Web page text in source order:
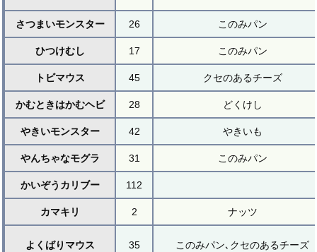
さつまいモンスター 26 このみパン
ひつけむし 17 このみパン
トビマウス 45 クセのあるチーズ
かむときはかむヘビ 28 どくけし
やきいモンスター 42 やきいも
やんちゃなモグラ 31 このみパン
かいぞうカリブー 112
カマキリ 2 ナッツ
よくばりマウス 35 このみパン､クセのあるチーズ